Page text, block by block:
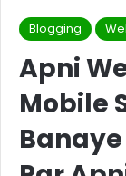
Blogging
Apni
Mobile